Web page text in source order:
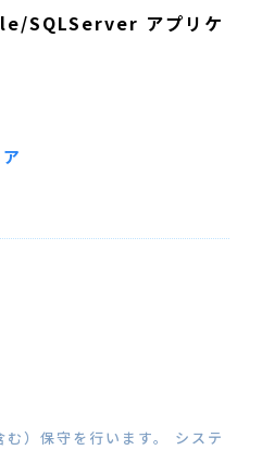
SQLServer アプリケ
）保守を行います。 システ